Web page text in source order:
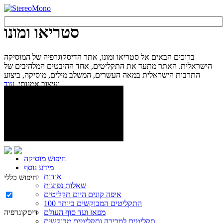
סטריאו ומונו
ברוכים הבאים אל סטריאו ומונו, אתר הדיסקוגרפיה של המוסיקה
הישראלית. האתר מתעד את התקליטים, אחד ההיבטים המלהיבים של
התרבות הישראלית במאה העשרים, המשלב מילים, מוסיקה, ביצוע
ועיצוב אמנותי.עוד...
חיפוש מוסיקה
מידע נוסף
אודות
שאלות נפוצות
איפה קונים היום תקליטים
100 התקליטים המבוקשים ביותר
מפאז ועד סוף העולם
תקליטים למכירה ותקליטים מבוקשים
חיפוש כללי
דיסקוגרפיה